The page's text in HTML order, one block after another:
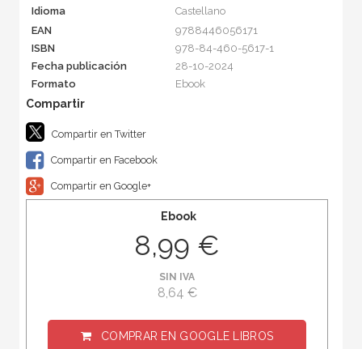
Idioma
Castellano
EAN
9788446056171
ISBN
978-84-460-5617-1
Fecha publicación
28-10-2024
Formato
Ebook
Compartir en Twitter
Compartir en Facebook
Compartir en Google+
Ebook
8,99 €
SIN IVA
8,64 €
COMPRAR EN GOOGLE LIBROS